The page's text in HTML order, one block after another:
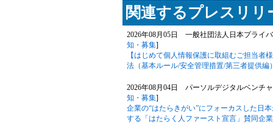
関連するプレスリリ
2026年08月05日 一般社団法人日本プライ
知・募集]
【はじめて個人情報保護に取組むご担当者
法（基本ルール/安全管理措置/第三者提供
2026年08月04日 パーソルデジタルベンチ
知・募集]
企業の“はたらきがい”にフォーカスした日
する「はたらく人ファースト宣言」賛同企